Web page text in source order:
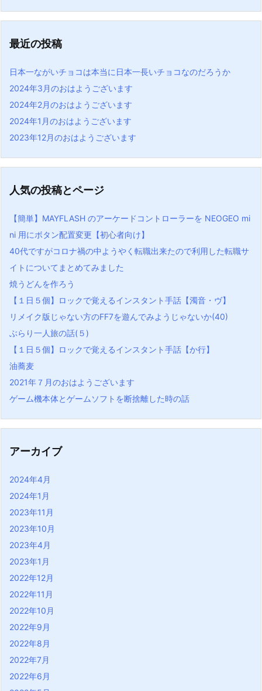
最近の投稿
日本一ながいチョコは本当に日本一長いチョコなのだろうか
2024年3月のおはようございます
2024年2月のおはようございます
2024年1月のおはようございます
2023年12月のおはようございます
人気の投稿とページ
【簡単】MAYFLASH のアーケードコントローラーを NEOGEO mi
ni 用にボタン配置変更【初心者向け】
40代ですがコロナ禍の中ようやく転職出来たので利用した転職サ
イトについてまとめてみました
焼うどんを作ろう
【１日５個】ロックで覚えるインスタント手話【濁音・ヴ】
リメイク版じゃない方のFF7を遊んでみようじゃないか(40)
ぶらり一人旅の話(５)
【１日５個】ロックで覚えるインスタント手話【か行】
油蕎麦
2021年７月のおはようございます
ゲーム機本体とゲームソフトを断捨離した時の話
アーカイブ
2024年4月
2024年1月
2023年11月
2023年10月
2023年4月
2023年1月
2022年12月
2022年11月
2022年10月
2022年9月
2022年8月
2022年7月
2022年6月